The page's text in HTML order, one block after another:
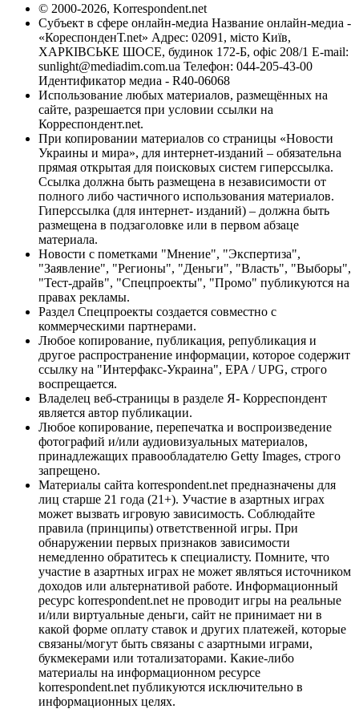
© 2000-2026, Korrespondent.net
Субъект в сфере онлайн-медиа Название онлайн-медиа -
«КореспонденТ.net» Адрес: 02091, місто Київ,
ХАРКІВСЬКЕ ШОСЕ, будинок 172-Б, офіс 208/1 E-mail:
sunlight@mediadim.com.ua Телефон: 044-205-43-00
Идентификатор медиа - R40-06068
Использование любых материалов, размещённых на
сайте, разрешается при условии ссылки на
Корреспондент.net.
При копировании материалов со страницы «Новости
Украины и мира», для интернет-изданий – обязательна
прямая открытая для поисковых систем гиперссылка.
Ссылка должна быть размещена в независимости от
полного либо частичного использования материалов.
Гиперссылка (для интернет- изданий) – должна быть
размещена в подзаголовке или в первом абзаце
материала.
Новости с пометками "Мнение", "Экспертиза",
"Заявление", "Регионы", "Деньги", "Власть", "Выборы",
"Тест-драйв", "Спецпроекты", "Промо" публикуются на
правах рекламы.
Раздел Спецпроекты создается совместно с
коммерческими партнерами.
Любое копирование, публикация, републикация и
другое распространение информации, которое содержит
ссылку на "Интерфакс-Украина", EPA / UPG, строго
воспрещается.
Владелец веб-страницы в разделе Я- Корреспондент
является автор публикации.
Любое копирование, перепечатка и воспроизведение
фотографий и/или аудиовизуальных материалов,
принадлежащих правообладателю Getty Images, строго
запрещено.
Материалы сайта korrespondent.net предназначены для
лиц старше 21 года (21+). Участие в азартных играх
может вызвать игровую зависимость. Соблюдайте
правила (принципы) ответственной игры. При
обнаружении первых признаков зависимости
немедленно обратитесь к специалисту. Помните, что
участие в азартных играх не может являться источником
доходов или альтернативой работе. Информационный
ресурс korrespondent.net не проводит игры на реальные
и/или виртуальные деньги, сайт не принимает ни в
какой форме оплату ставок и других платежей, которые
связаны/могут быть связаны с азартными играми,
букмекерами или тотализаторами. Какие-либо
материалы на информационном ресурсе
korrespondent.net публикуются исключительно в
информационных целях.